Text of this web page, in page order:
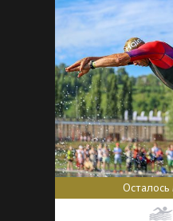
Осталось